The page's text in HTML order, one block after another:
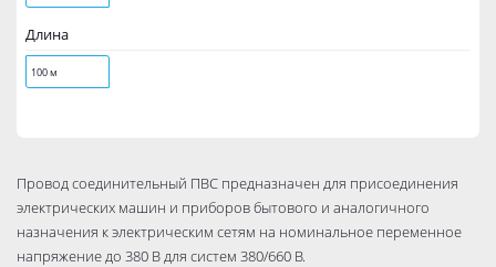
Длина
100 м
Провод соединительный ПВС предназначен для присоединения
электрических машин и приборов бытового и аналогичного
назначения к электрическим сетям на номинальное переменное
напряжение до 380 В для систем 380/660 В.